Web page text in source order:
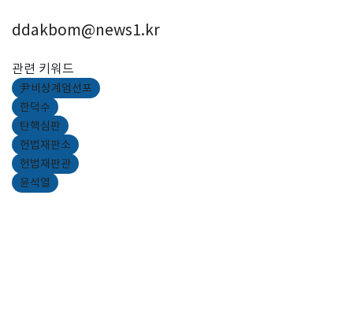
ddakbom@news1.kr
관련 키워드
尹비상계엄선포
한덕수
탄핵심판
헌법재판소
헌법재판관
윤석열